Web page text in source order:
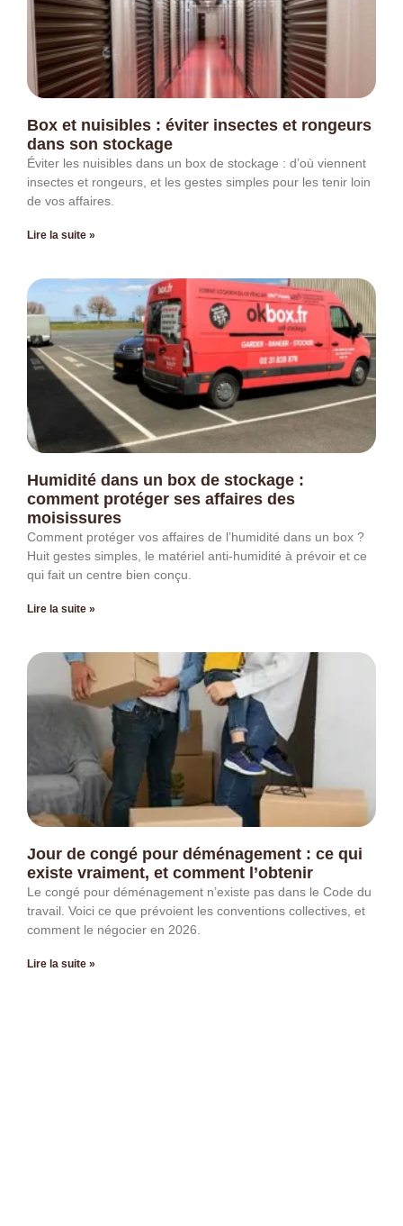
Box et nuisibles : éviter insectes et rongeurs
dans son stockage
Éviter les nuisibles dans un box de stockage : d’où viennent
insectes et rongeurs, et les gestes simples pour les tenir loin
de vos affaires.
Lire la suite »
Humidité dans un box de stockage :
comment protéger ses affaires des
moisissures
Comment protéger vos affaires de l’humidité dans un box ?
Huit gestes simples, le matériel anti-humidité à prévoir et ce
qui fait un centre bien conçu.
Lire la suite »
Jour de congé pour déménagement : ce qui
existe vraiment, et comment l’obtenir
Le congé pour déménagement n’existe pas dans le Code du
travail. Voici ce que prévoient les conventions collectives, et
comment le négocier en 2026.
Lire la suite »